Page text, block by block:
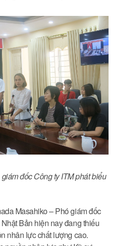
đốc Công ty ITM phát biểu
Masahiko – Phó giám đốc
Bản hiện nay đang thiếu
nhân lực chất lượng cao.